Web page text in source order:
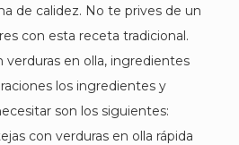
de calidez. No te prives de un
con esta receta tradicional.
verduras en olla, ingredientes
los ingredientes y
son los siguientes:
con verduras en olla rápida